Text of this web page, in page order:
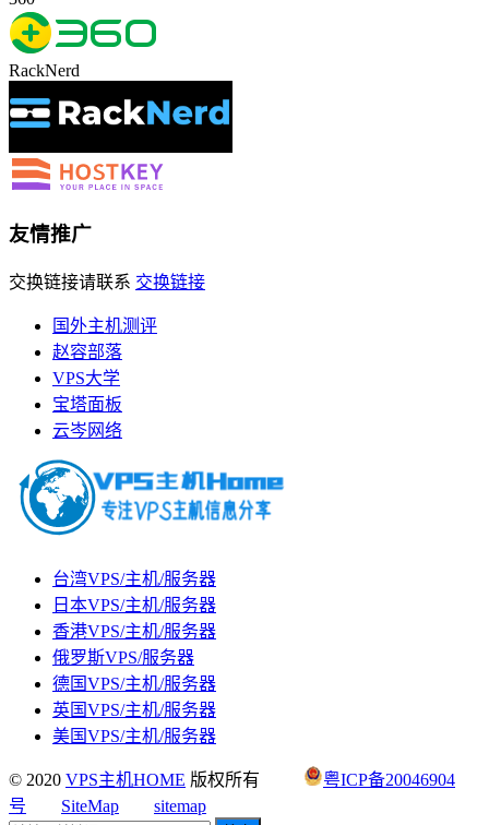
RackNerd
友情推广
交换链接请联系 交换链接
国外主机测评
赵容部落
VPS大学
宝塔面板
云岑网络
台湾VPS/主机/服务器
日本VPS/主机/服务器
香港VPS/主机/服务器
俄罗斯VPS/服务器
德国VPS/主机/服务器
英国VPS/主机/服务器
美国VPS/主机/服务器
© 2020 VPS主机HOME 版权所有
粤ICP备20046904
号
SiteMap sitemap